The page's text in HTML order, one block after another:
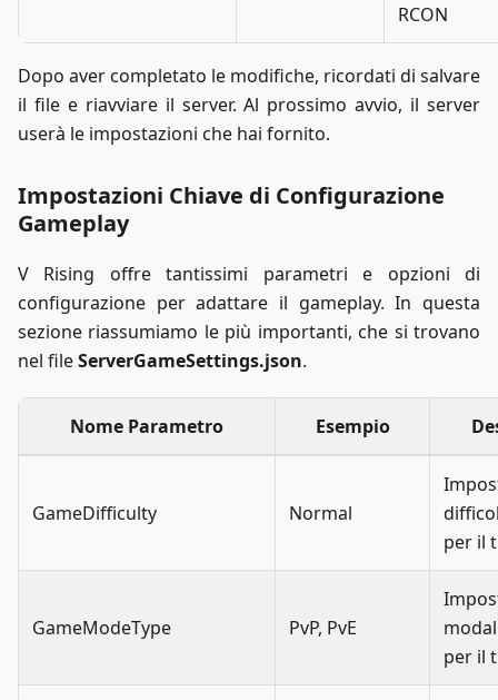
RCON
Dopo aver completato le modifiche, ricordati di salvare
il file e riavviare il server. Al prossimo avvio, il server
userà le impostazioni che hai fornito.
Impostazioni Chiave di Configurazione
Gameplay
V Rising offre tantissimi parametri e opzioni di
configurazione per adattare il gameplay. In questa
sezione riassumiamo le più importanti, che si trovano
nel fileServerGameSettings.json.
Nome Parametro Esempio
GameDifficulty Normal
per il
GameModeType PvP, PvE
per il